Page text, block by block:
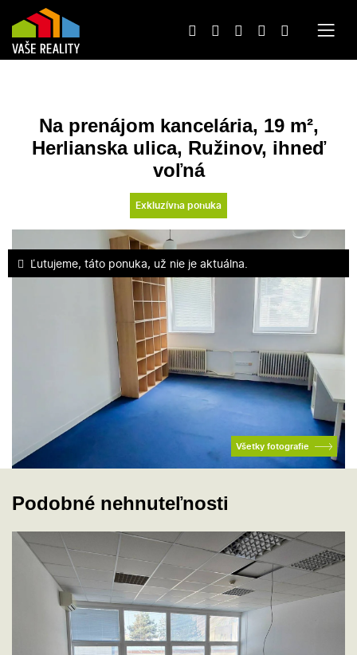
Na prenájom kancelária, 19 m²,
Herlianska ulica, Ružinov, ihneď
voľná
Exkluzívna ponuka
Ľutujeme, táto ponuka, už nie je aktuálna.
Všetky fotografie
Podobné nehnuteľnosti